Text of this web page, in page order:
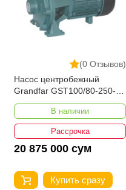
(0 Отзывов)
Насос центробежный
Grandfar GST100/80-250-
370
В наличии
Рассрочка
20 875 000 сум
Купить сразу